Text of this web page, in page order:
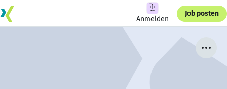
Anmelden
Job posten